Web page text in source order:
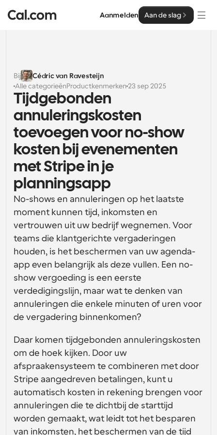
Aanmelden Aan de slag
Oplossingen
Op teamgrootte
Voor individuen
Persoonlijke planning eenvoudig gemaakt
Voor Teams
Samenwerkingsplanning voor groepen
Voor organisaties
Grotere teamsplanning voor meer controle en
beveiliging
Voor ondernemingen
Enterprise-niveau planningsoplossingen
Met
gebruiksdoe
Verkoop
HR
Onderwijs
Gezondheidszorg
Telehealth
Marketing
Probeer Cal.ai nu!
Enterprise
Ontwikkelaar
Ontwikkelaarsdocumentatie
Documentatie voor het Cal.com-platform
API
Bouw je eigen integraties met onze openbare API
Planningscomponenten
Gebruik onze react-atomen om planning aan uw app
toe te voegen
OAuth-client aanmaken
Integreer Cal.com met behulp van OAuth
Hulpbronnen
Lettertype: Cal Sans UI & tekst
Ons eigen variabele lettertype voor
gebruikersinterfaceontwerp
App Store
Integreer met je favoriete apps
Collectieve Evenementen
Plan evenementen met meerdere deelnemers
Helpdocumenten
Moet je meer leren over ons systeem? Bekijk de
hulpartikelen
Insluiten
Embed Cal.com in uw website
Buiten kantoor
Plan gemakkelijk tijd vrij
Betalingen
Accepteer betalingen voor boekingen
Bij
Cédric van Ravesteijn
Alle categorieënProductkenmerken 23 sep 2025
Tijdgebonden
annuleringskosten
toevoegen voor no-show
kosten bij evenementen
met Stripe in je
planningsapp
No-shows en annuleringen op het laatste
moment kunnen tijd, inkomsten en
vertrouwen uit uw bedrijf wegnemen. Voor
teams die klantgerichte vergaderingen
houden, is het beschermen van uw agenda-
app even belangrijk als deze vullen. Een no-
show vergoeding is een eerste
verdedigingslijn, maar wat te denken van
annuleringen die enkele minuten of uren voor
de vergadering binnenkomen?
Daar komen tijdgebonden annuleringskosten
om de hoek kijken. Door uw
afspraakensysteem te combineren met door
Stripe aangedreven betalingen, kunt u
automatisch kosten in rekening brengen voor
annuleringen die te dichtbij de starttijd
worden gemaakt, wat leidt tot het besparen
van inkomsten, het beschermen van de tijd